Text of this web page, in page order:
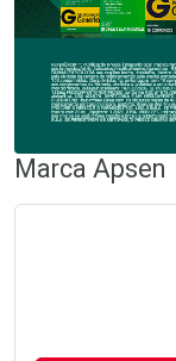
Marca Apsen